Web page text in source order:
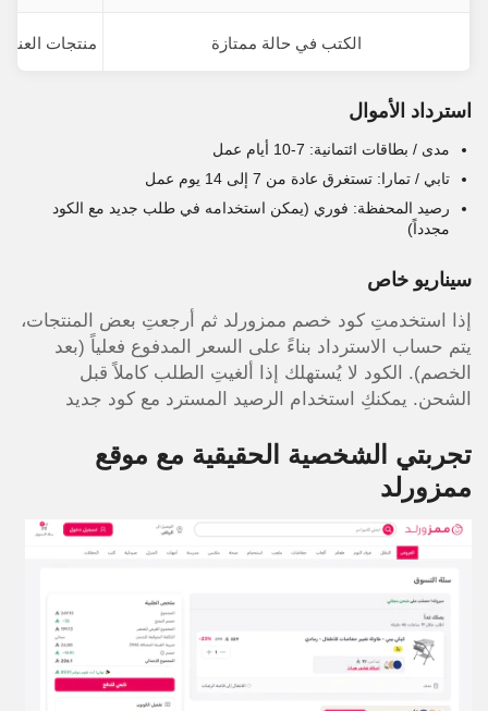
الكتب في حالة ممتازة منتجات
استرداد الأموال
مدى / بطاقات ائتمانية: 7-10 أيام عمل
تابي / تمارا: تستغرق عادة من 7 إلى 14 يوم عمل
رصيد المحفظة: فوري (يمكن استخدامه في طلب جديد مع الكود
مجدداً)
سيناريو خاص
إذا استخدمتِ كود خصم ممزورلد ثم أرجعتِ بعض المنتجات،
يتم حساب الاسترداد بناءً على السعر المدفوع فعلياً (بعد
الخصم). الكود لا يُستهلك إذا ألغيتِ الطلب كاملاً قبل
الشحن. يمكنكِ استخدام الرصيد المسترد مع كود جديد
تجربتي الشخصية الحقيقية مع موقع
ممزورلد